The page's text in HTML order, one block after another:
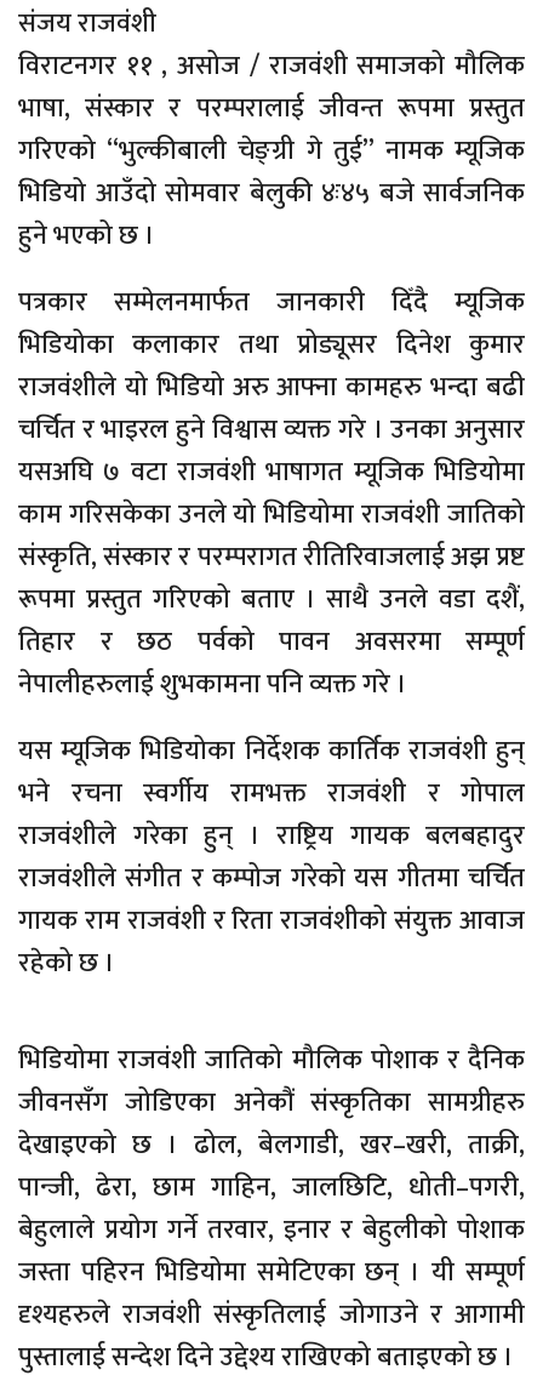
संजय राजवंशी
विराटनगर ११ , असोज / राजवंशी समाजको मौलिक
भाषा, संस्कार र परम्परालाई जीवन्त रूपमा प्रस्तुत
गरिएको “भुल्कीबाली चेङ्ग्री गे तुई” नामक म्यूजिक
भिडियो आउँदो सोमवार बेलुकी ४ः४५ बजे सार्वजनिक
हुने भएको छ ।
पत्रकार सम्मेलनमार्फत जानकारी दिँदै म्यूजिक
भिडियोका कलाकार तथा प्रोड्यूसर दिनेश कुमार
राजवंशीले यो भिडियो अरु आफ्ना कामहरु भन्दा बढी
चर्चित र भाइरल हुने विश्वास व्यक्त गरे । उनका अनुसार
यसअघि ७ वटा राजवंशी भाषागत म्यूजिक भिडियोमा
काम गरिसकेका उनले यो भिडियोमा राजवंशी जातिको
संस्कृति, संस्कार र परम्परागत रीतिरिवाजलाई अझ प्रष्ट
रूपमा प्रस्तुत गरिएको बताए । साथै उनले वडा दशैं,
तिहार र छठ पर्वको पावन अवसरमा सम्पूर्ण
नेपालीहरुलाई शुभकामना पनि व्यक्त गरे ।
यस म्यूजिक भिडियोका निर्देशक कार्तिक राजवंशी हुन्
भने रचना स्वर्गीय रामभक्त राजवंशी र गोपाल
राजवंशीले गरेका हुन् । राष्ट्रिय गायक बलबहादुर
राजवंशीले संगीत र कम्पोज गरेको यस गीतमा चर्चित
गायक राम राजवंशी र रिता राजवंशीको संयुक्त आवाज
रहेको छ ।
भिडियोमा राजवंशी जातिको मौलिक पोशाक र दैनिक
जीवनसँग जोडिएका अनेकौं संस्कृतिका सामग्रीहरु
देखाइएको छ । ढोल, बेलगाडी, खर–खरी, ताक्री,
पान्जी, ढेरा, छाम गाहिन, जालछिटि, धोती–पगरी,
बेहुलाले प्रयोग गर्ने तरवार, इनार र बेहुलीको पोशाक
जस्ता पहिरन भिडियोमा समेटिएका छन् । यी सम्पूर्ण
दृश्यहरुले राजवंशी संस्कृतिलाई जोगाउने र आगामी
पुस्तालाई सन्देश दिने उद्देश्य राखिएको बताइएको छ ।